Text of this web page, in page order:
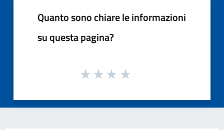
Quanto sono chiare le informazioni
su questa pagina?